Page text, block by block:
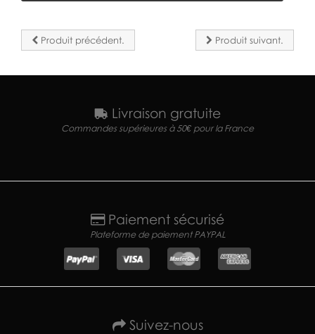
Produit précédent. Produit suivant.
Livraison gratuite
Commandes supérieures à 50€ pour la France
Paiement sécurisé
Plateforme de paiement PAYPAL
Suivez-nous